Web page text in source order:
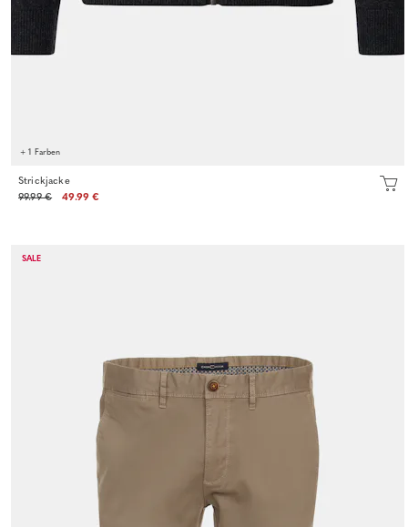
+ 1 Farben
Strickjacke
99.99 €
49.99 €
SALE